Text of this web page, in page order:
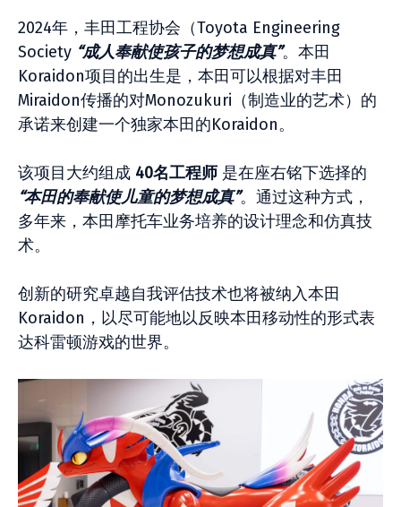
2024年，丰田工程协会（Toyota Engineering
Society “成人奉献使孩子的梦想成真”。本田
Koraidon项目的出生是，本田可以根据对丰田
Miraidon传播的对Monozukuri（制造业的艺术）的
承诺来创建一个独家本田的Koraidon。
该项目大约组成 40名工程师 是在座右铭下选择的
“本田的奉献使儿童的梦想成真”。通过这种方式，
多年来，本田摩托车业务培养的设计理念和仿真技
术。
创新的研究卓越自我评估技术也将被纳入本田
Koraidon，以尽可能地以反映本田移动性的形式表
达科雷顿游戏的世界。